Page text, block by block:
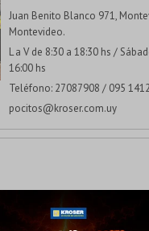
Juan Benito Blanco 971,
Montevideo.
L a V de 8:30 a 18:30 hs /
16:00 hs
Teléfono: 27087908 / 095
pocitos@kroser.com.uy
cuotas * ¡Solo con tu cédula!